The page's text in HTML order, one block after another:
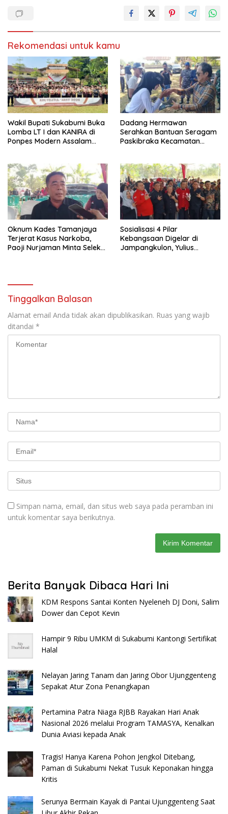
Rekomendasi untuk kamu
Wakil Bupati Sukabumi Buka
Lomba LT I dan KANIRA di
Ponpes Modern Assalam
Dadang Hermawan
Serahkan Bantuan Seragam
Paskibraka Kecamatan
Oknum Kades Tamanjaya
Terjerat Kasus Narkoba,
Paoji Nurjaman Minta Seleksi
Sosialisasi 4 Pilar
Kebangsaan Digelar di
Jampangkulon, Yulius
Tinggalkan Balasan
Alamat email Anda tidak akan dipublikasikan. Ruas yang wajib
ditandai *
Simpan nama, email, dan situs web saya pada peramban ini
untuk komentar saya berikutnya.
Berita Banyak Dibaca Hari Ini
KDM Respons Santai Konten Nyeleneh DJ Doni, Salim
Dower dan Cepot Kevin
Hampir 9 Ribu UMKM di Sukabumi Kantongi Sertifikat
Halal
Nelayan Jaring Tanam dan Jaring Obor Ujunggenteng
Sepakat Atur Zona Penangkapan
Pertamina Patra Niaga RJBB Rayakan Hari Anak
Nasional 2026 melalui Program TAMASYA, Kenalkan
Dunia Aviasi kepada Anak
Tragis! Hanya Karena Pohon Jengkol Ditebang,
Paman di Sukabumi Nekat Tusuk Keponakan hingga
Kritis
Serunya Bermain Kayak di Pantai Ujunggenteng Saat